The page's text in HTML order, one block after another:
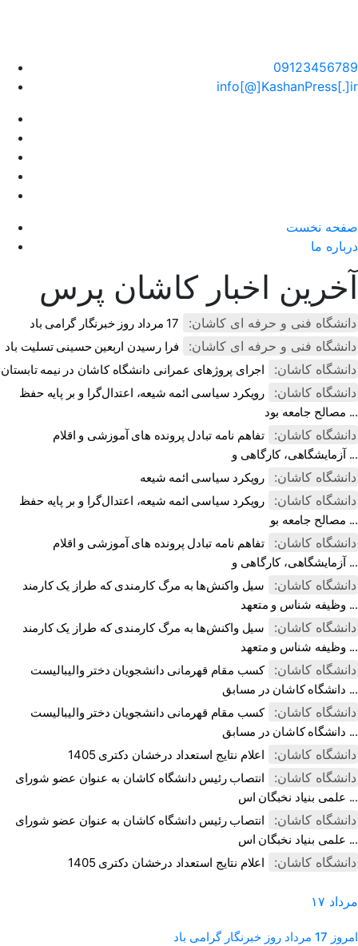
09123456789
info[@]KashanPress[.]ir
صفحه نخست
درباره ما
آخرین اخبار کاشان پرس
دانشگاه فنی و حرفه ای کاشان: 17 مرداد روز خبرنگار گرامی باد
دانشگاه فنی و حرفه ای کاشان: فرا رسیدن اربعین حسینی تسلیت باد
دانشگاه کاشان: اجرای پروژهای عمرانی دانشگاه کاشان در نیمه تابستان
دانشگاه کاشان:
رویکرد سیاسی ائمه شیعه، اعتدال‌گرا و بر پایه حفظ
مصالح جامعه بود ...
دانشگاه کاشان:
تفاهم نامه تبادل پرونده‌ های آموزشی و اقلام
آزمایشگاهی، کارگاهی و ...
دانشگاه کاشان: رویکرد سیاسی ائمه شیعه
دانشگاه کاشان:
رویکرد سیاسی ائمه شیعه، اعتدال‌گرا و بر پایه حفظ
مصالح جامعه بو ...
دانشگاه کاشان:
تفاهم نامه تبادل پرونده‌ های آموزشی و اقلام
آزمایشگاهی، کارگاهی و ...
دانشگاه کاشان:
سیل واکنش‌ها به مرگ کارمندی که طراز یک کارمند
وظیفه شناس و متعهد ...
دانشگاه کاشان:
سیل واکنش‌ها به مرگ کارمندی که طراز یک کارمند
وظیفه شناس و متعهد ...
دانشگاه کاشان:
کسب مقام قهرمانی دانشجویان دختر والیبالیست
دانشگاه کاشان در مسابق ...
دانشگاه کاشان:
کسب مقام قهرمانی دانشجویان دختر والیبالیست
دانشگاه کاشان در مسابق ...
دانشگاه کاشان: اعلام نتایج استعداد درخشان دکتری 1405
دانشگاه کاشان:
انتصاب رئیس دانشگاه کاشان به عنوان عضو شورای
علمی بنیاد نخبگان اس ...
دانشگاه کاشان:
انتصاب رئیس دانشگاه کاشان به عنوان عضو شورای
علمی بنیاد نخبگان اس ...
دانشگاه کاشان: اعلام نتایج استعداد درخشان دکتری 1405
۱۷ مرداد
امروز